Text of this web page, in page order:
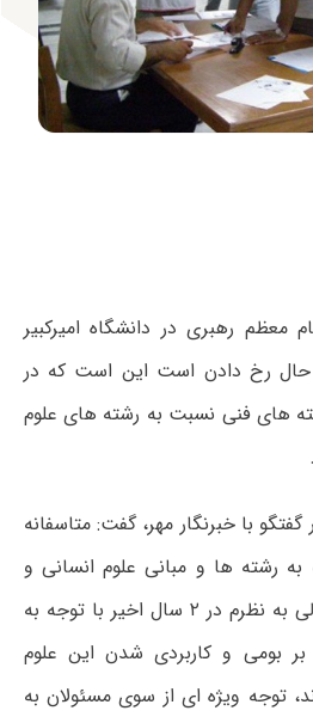
معظم رهبری در دانشگاه امیرکبیر
حال رخ دادن است این است که در
های فنی نسبت به رشته های علوم
با خبرنگار مهر، گفت: متاسفانه
رشته ها و مبانی علوم انسانی و
اسلامی کمتر توجه شده ولی به نظرم در ۲ سال اخیر با توجه به
بومی و کاربردی شدن این علوم
توجه ویژه ای از سوی مسئولان به